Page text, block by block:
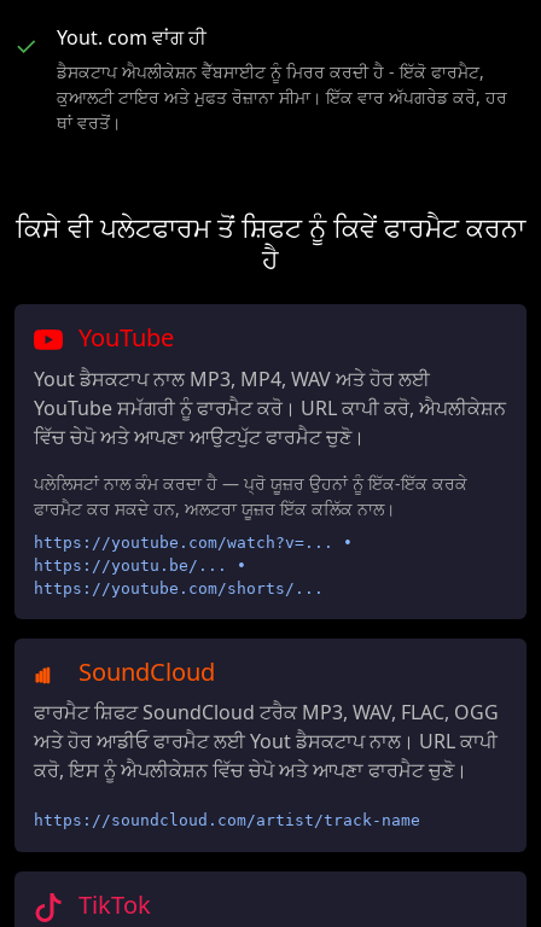
✓ Yout. com ਵਾਂਗ ਹੀ
ਡੈਸਕਟਾਪ ਐਪਲੀਕੇਸ਼ਨ ਵੈੱਬਸਾਈਟ ਨੂੰ ਮਿਰਰ ਕਰਦੀ ਹੈ - ਇੱਕੋ ਫਾਰਮੈਟ,
ਕੁਆਲਟੀ ਟਾਇਰ ਅਤੇ ਮੁਫਤ ਰੋਜ਼ਾਨਾ ਸੀਮਾ। ਇੱਕ ਵਾਰ ਅੱਪਗਰੇਡ ਕਰੋ, ਹਰ
ਥਾਂ ਵਰਤੋਂ।
ਕਿਸੇ ਵੀ ਪਲੇਟਫਾਰਮ ਤੋਂ ਸ਼ਿਫਟ ਨੂੰ ਕਿਵੇਂ ਫਾਰਮੈਟ ਕਰਨਾ
ਹੈ
YouTube
Yout ਡੈਸਕਟਾਪ ਨਾਲ MP3, MP4, WAV ਅਤੇ ਹੋਰ ਲਈ
YouTube ਸਮੱਗਰੀ ਨੂੰ ਫਾਰਮੈਟ ਕਰੋ। URL ਕਾਪੀ ਕਰੋ, ਐਪਲੀਕੇਸ਼ਨ
ਵਿੱਚ ਚੇਪੋ ਅਤੇ ਆਪਣਾ ਆਉਟਪੁੱਟ ਫਾਰਮੈਟ ਚੁਣੋ।
ਪਲੇਲਿਸਟਾਂ ਨਾਲ ਕੰਮ ਕਰਦਾ ਹੈ — ਪ੍ਰੋ ਯੂਜ਼ਰ ਉਹਨਾਂ ਨੂੰ ਇੱਕ-ਇੱਕ ਕਰਕੇ
ਫਾਰਮੈਟ ਕਰ ਸਕਦੇ ਹਨ, ਅਲਟਰਾ ਯੂਜ਼ਰ ਇੱਕ ਕਲਿੱਕ ਨਾਲ।
https://youtube.com/watch?v=... •
https://youtu.be/... •
https://youtube.com/shorts/...
SoundCloud
ਫਾਰਮੈਟ ਸ਼ਿਫਟ SoundCloud ਟਰੈਕ MP3, WAV, FLAC, OGG
ਅਤੇ ਹੋਰ ਆਡੀਓ ਫਾਰਮੈਟ ਲਈ Yout ਡੈਸਕਟਾਪ ਨਾਲ। URL ਕਾਪੀ
ਕਰੋ, ਇਸ ਨੂੰ ਐਪਲੀਕੇਸ਼ਨ ਵਿੱਚ ਚੇਪੋ ਅਤੇ ਆਪਣਾ ਫਾਰਮੈਟ ਚੁਣੋ।
https://soundcloud.com/artist/track-name
TikTok